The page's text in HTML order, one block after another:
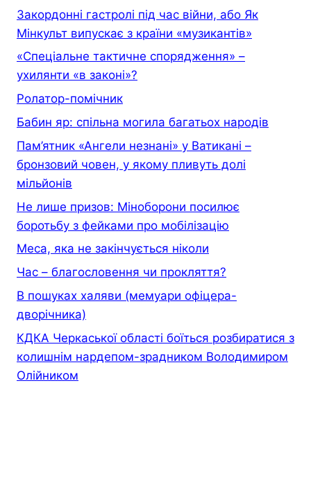
Закордонні гастролі під час війни, або Як
Мінкульт випускає з країни «музикантів»
«Спеціальне тактичне спорядження» –
ухилянти «в законі»?
Ролатор-помічник
Бабин яр: спільна могила багатьох народів
Пам’ятник «Ангели незнані» у Ватикані –
бронзовий човен, у якому пливуть долі
мільйонів
Не лише призов: Міноборони посилює
боротьбу з фейками про мобілізацію
Меса, яка не закінчується ніколи
Час – благословення чи прокляття?
В пошуках халяви (мемуари офiцера-
дворiчника)
КДКА Черкаської області боїться розбиратися з
колишнім нардепом-зрадником Володимиром
Олійником